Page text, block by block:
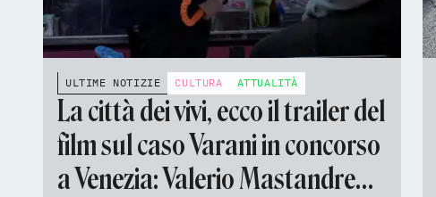
ULTIME NOTIZIE CULTURA ATTUALITÀ
La città dei vivi, ecco il trailer del
film sul caso Varani in concorso
a Venezia: Valerio Mastandrea